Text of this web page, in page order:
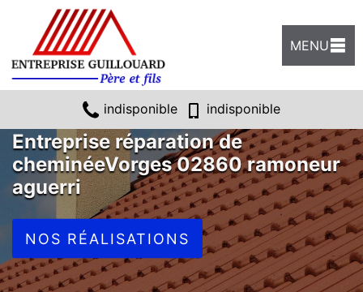
MENU
indisponible indisponible
Entreprise réparation de
cheminéeVorges 02860 ramoneur
aguerri
NOS RÉALISATIONS